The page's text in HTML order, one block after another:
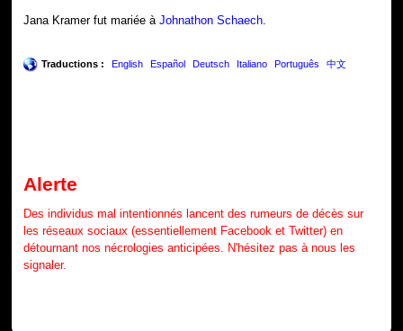
Jana Kramer fut mariée àJohnathon Schaech.
Traductions : English Español Deutsch Italiano Português 中文
Alerte
Des individus mal intentionnés lancent des rumeurs de décès sur
les réseaux sociaux (essentiellement Facebook et Twitter) en
détournant nos nécrologies anticipées. N'hésitez pas à nous les
signaler.